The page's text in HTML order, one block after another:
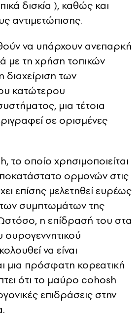
δισκία ), καθώς και
αντιμετώπισης.
να υπάρχουν ανεπαρκή
με τη χρήση τοπικών
διαχείριση των
κατώτερου
μια τέτοια
σε ορισμένες
οποίο χρησιμοποιείται
ορμονών στις
επίσης μελετηθεί ευρέως
των συμπτωμάτων της
η επίδρασή του στα
να είναι
μια πρόσφατη κορεατική
ότι το μαύρο cohosh
επιδράσεις στην